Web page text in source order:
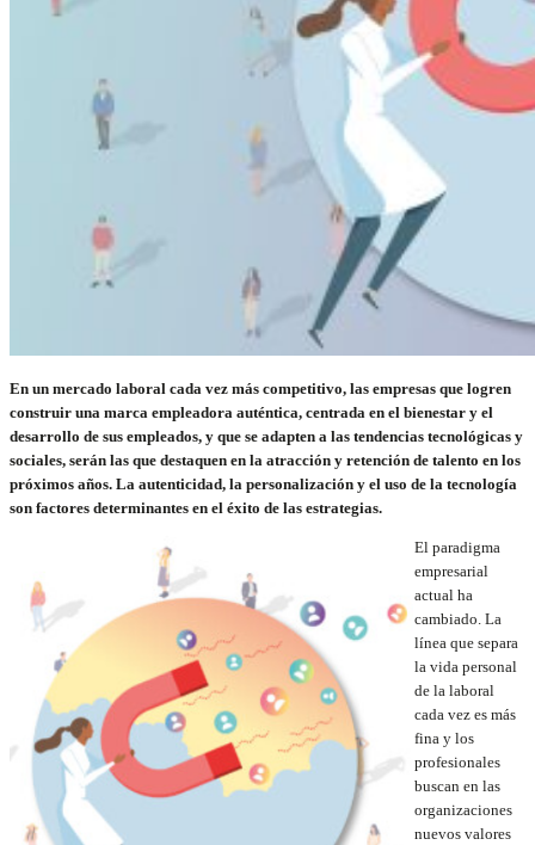
En un mercado laboral cada vez más competitivo, las empresas que logren
construir una marca empleadora auténtica, centrada en el bienestar y el
desarrollo de sus empleados, y que se adapten a las tendencias tecnológicas y
sociales, serán las que destaquen en la atracción y retención de talento en los
próximos años. La autenticidad, la personalización y el uso de la tecnología
son factores determinantes en el éxito de las estrategias.
El paradigma
empresarial
actual ha
cambiado. La
línea que separa
la vida personal
de la laboral
cada vez es más
fina y los
profesionales
buscan en las
organizaciones
nuevos valores